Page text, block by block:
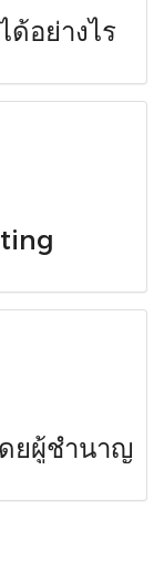
อย่างไร
ยผู้ชำนาญ